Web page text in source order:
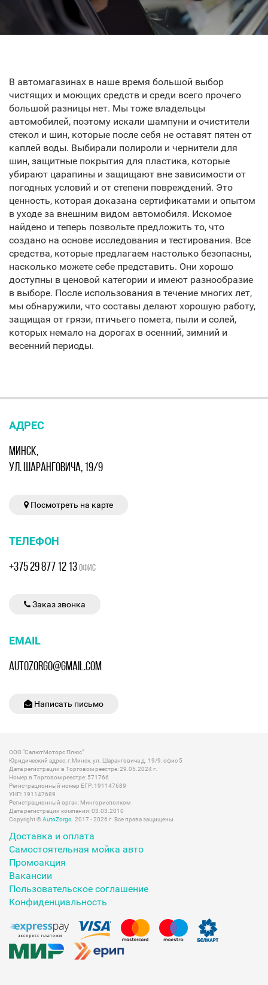
В автомагазинах в наше время большой выбор
чистящих и моющих средств и среди всего прочего
большой разницы нет. Мы тоже владельцы
автомобилей, поэтому искали шампуни и очистители
стекол и шин, которые после себя не оставят пятен от
каплей воды. Выбирали полироли и чернители для
шин, защитные покрытия для пластика, которые
убирают царапины и защищают вне зависимости от
погодных условий и от степени повреждений. Это
ценность, которая доказана сертификатами и опытом
в уходе за внешним видом автомобиля. Искомое
найдено и теперь позвольте предложить то, что
создано на основе исследования и тестирования. Все
средства, которые предлагаем настолько безопасны,
насколько можете себе представить. Они хорошо
доступны в ценовой категории и имеют разнообразие
в выборе. После использования в течение многих лет,
мы обнаружили, что составы делают хорошую работу,
защищая от грязи, птичьего помета, пыли и солей,
которых немало на дорогах в осенний, зимний и
весенний периоды.
АДРЕС
МИНСК,
УЛ. ШАРАНГОВИЧА, 19/9
Посмотреть на карте
ТЕЛЕФОН
+375 29 877 12 13ОФИС
Заказ звонка
EMAIL
AUTOZORGO@GMAIL.COM
Написать письмо
ООО "СалютМоторс Плюс"
Юридический адрес: г.Минск, ул. Шаранговича д. 19/9, офис 5
Дата регистрации в Торговом реестре: 29.05.2024 г.
Номер в Торговом реестре: 571766
Регистрационный номер ЕГР: 191147689
УНП: 191147689
Регистрационный орган: Мингорисполком
Дата регистрации компании: 03.03.2010
Copyright ©AutoZorgo . 2017 - 2026 г. Все права защищены
Доставка и оплата
Самостоятельная мойка авто
Промоакция
Вакансии
Пользовательское соглашение
Конфиденциальность